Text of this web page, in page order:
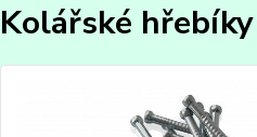
Kolářské